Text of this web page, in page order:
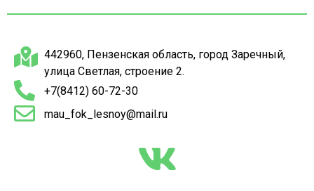
442960, Пензенская область, город Заречный,
улица Светлая, строение 2.
+7(8412) 60-72-30
mau_fok_lesnoy@mail.ru